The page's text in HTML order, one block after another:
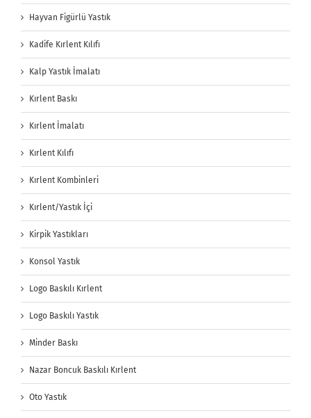
Hayvan Figürlü Yastık
Kadife Kırlent Kılıfı
Kalp Yastık İmalatı
Kırlent Baskı
Kırlent İmalatı
Kırlent Kılıfı
Kırlent Kombinleri
Kırlent/Yastık İçi
Kirpik Yastıkları
Konsol Yastık
Logo Baskılı Kırlent
Logo Baskılı Yastık
Minder Baskı
Nazar Boncuk Baskılı Kırlent
Oto Yastık